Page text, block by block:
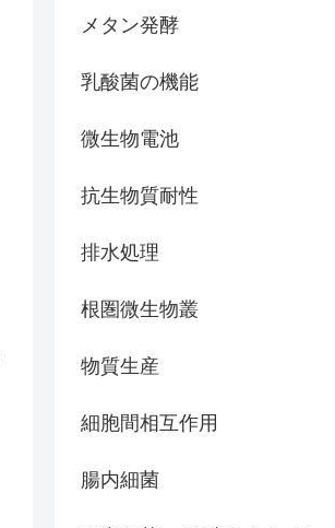
メタン発酵
乳酸菌の機能
微生物電池
抗生物質耐性
排水処理
根圏微生物叢
物質生産
細胞間相互作用
腸内細菌